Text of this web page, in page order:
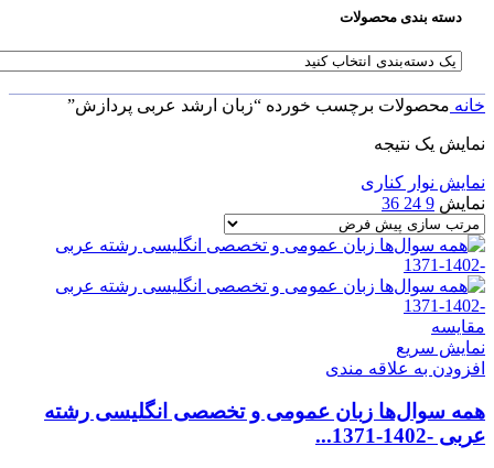
دسته بندی محصولات
خانه محصولات برچسب خورده “زبان ارشد عربی پردازش”
نمایش یک نتیجه
نمایش نوار کناری
نمایش 9
24
36
مقايسه
نمایش سریع
افزودن به علاقه مندی
همه سوال‌ها زبان عمومی و تخصصی انگلیسی رشته
عربی -1402-1371...